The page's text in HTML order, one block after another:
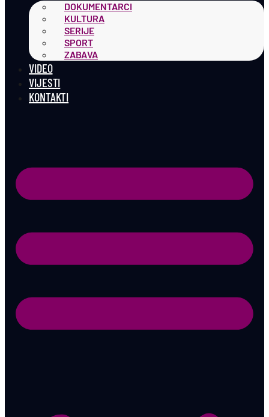
DOKUMENTARCI
KULTURA
SERIJE
SPORT
ZABAVA
VIDEO
VIJESTI
KONTAKTI